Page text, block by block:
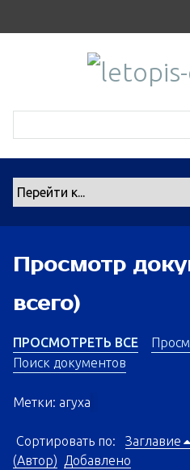
Просмотр
всего)
ПРОСМОТРЕТЬ ВСЕ
Поиск документов
Метки: агуха
Сортировать по: Заглавие
(Автор)
Добавлено